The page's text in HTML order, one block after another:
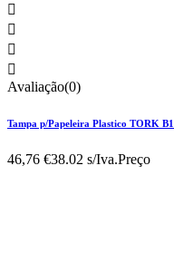




Avaliação(0)
Tampa p/Papeleira Plastico TORK
46,76 €38.02 s/Iva.Preço